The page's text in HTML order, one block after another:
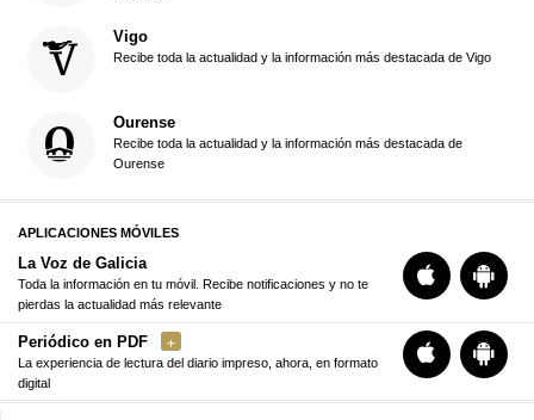
Vigo
Recibe toda la actualidad y la información más destacada de Vigo
Ourense
Recibe toda la actualidad y la información más destacada de
Ourense
APLICACIONES MÓVILES
La Voz de Galicia
Toda la información en tu móvil. Recibe notificaciones y no te
pierdas la actualidad más relevante
Periódico en PDF
La experiencia de lectura del diario impreso, ahora, en formato
digital